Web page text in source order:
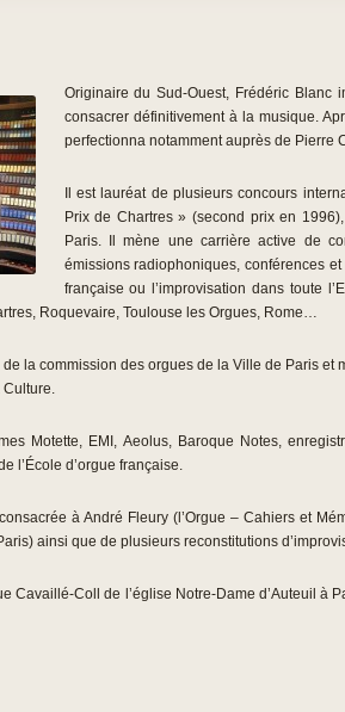
Originaire du Sud-Ouest, Frédéric
consacrer définitivement à la musique.
perfectionna notamment auprès de Pierre
Il est lauréat de plusieurs concours
Prix de Chartres » (second prix en
Paris. Il mène une carrière active de
émissions radiophoniques, conférences
française ou l’improvisation dans toute
Roquevaire, Toulouse les Orgues, Rome…
de la commission des orgues de la Ville de Paris
Culture.
Motette, EMI, Aeolus, Baroque Notes,
l’École d’orgue française.
consacrée à André Fleury (l’Orgue – Cahiers et
ainsi que de plusieurs reconstitutions
Cavaillé-Coll de l’église Notre-Dame d’Auteuil